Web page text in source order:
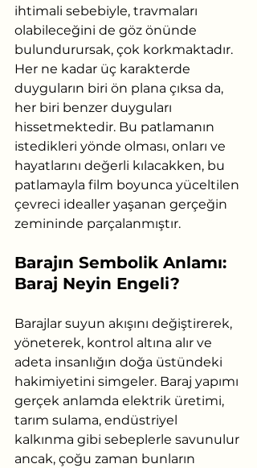
ihtimali sebebiyle, travmaları
olabileceğini de göz önünde
bulundurursak, çok korkmaktadır.
Her ne kadar üç karakterde
duyguların biri ön plana çıksa da,
her biri benzer duyguları
hissetmektedir. Bu patlamanın
istedikleri yönde olması, onları ve
hayatlarını değerli kılacakken, bu
patlamayla film boyunca yüceltilen
çevreci idealler yaşanan gerçeğin
zemininde parçalanmıştır.
Barajın Sembolik Anlamı:
Baraj Neyin Engeli?
Barajlar suyun akışını değiştirerek,
yöneterek, kontrol altına alır ve
adeta insanlığın doğa üstündeki
hakimiyetini simgeler. Baraj yapımı
gerçek anlamda elektrik üretimi,
tarım sulama, endüstriyel
kalkınma gibi sebeplerle savunulur
ancak, çoğu zaman bunların